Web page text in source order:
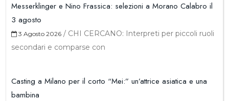
Messerklinger e Nino Frassica: selezioni a Morano Calabro il
3 agosto
3 Agosto 2026 / CHI CERCANO: Interpreti per piccoli ruoli
secondari e comparse con
Casting a Milano per il corto “Mei:” un’attrice asiatica e una
bambina